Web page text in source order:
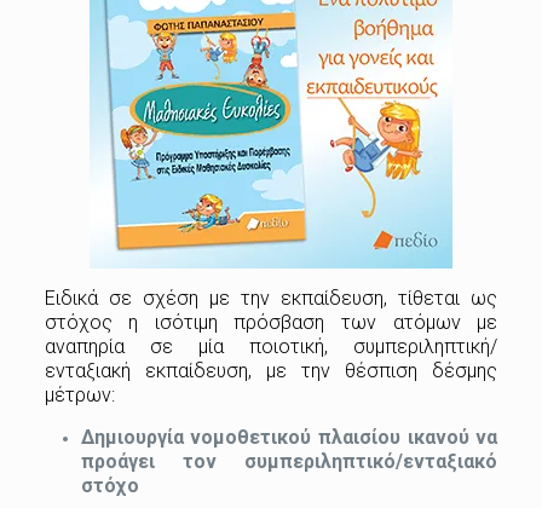
Ειδικά σε σχέση με την εκπαίδευση, τίθεται ως
στόχος η ισότιµη πρόσβαση των ατόµων µε
αναπηρία σε µία ποιοτική, συµπεριληπτική/
ενταξιακή εκπαίδευση, με την θέσπιση δέσμης
μέτρων:
Δημιουργία νομοθετικού πλαισίου ικανού να
προάγει τον συµπεριληπτικό/ενταξιακό
στόχο